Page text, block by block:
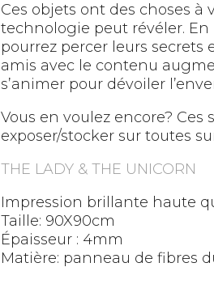
Ces objets ont des choses
technologie peut révéler.
pourrez percer leurs secrets
amis avec le contenu
s’animer pour dévoiler
Vous en voulez encore?
exposer/stocker sur toutes
THE LADY & THE UNICORN
Impression brillante haute
Taille: 90X90cm
Épaisseur : 4mm
Matière: panneau de fibres